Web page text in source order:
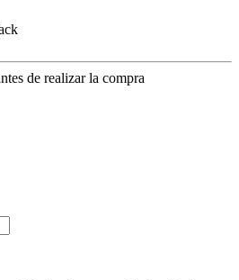
de realizar la compra